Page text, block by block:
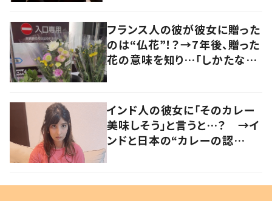
フランス人の彼が彼女に贈った
のは“仏花”！？→7年後、贈った
花の意味を知り…「しかたな
インド人の彼女に「そのカレー
美味しそう」と言うと…？ →イ
ンドと日本の“カレーの認